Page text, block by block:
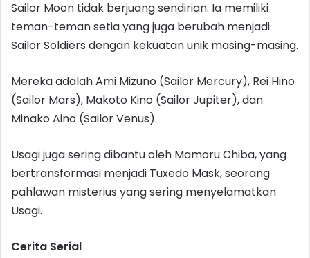
Sailor Moon tidak berjuang sendirian. Ia memiliki
teman-teman setia yang juga berubah menjadi
Sailor Soldiers dengan kekuatan unik masing-masing.
Mereka adalah Ami Mizuno (Sailor Mercury), Rei Hino
(Sailor Mars), Makoto Kino (Sailor Jupiter), dan
Minako Aino (Sailor Venus).
Usagi juga sering dibantu oleh Mamoru Chiba, yang
bertransformasi menjadi Tuxedo Mask, seorang
pahlawan misterius yang sering menyelamatkan
Usagi.
Cerita Serial